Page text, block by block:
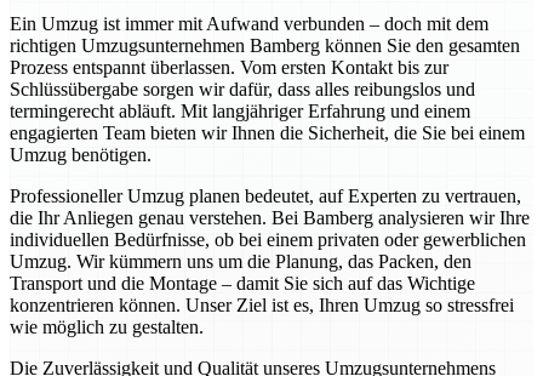
Ein Umzug ist immer mit Aufwand verbunden – doch mit dem
richtigen Umzugsunternehmen Bamberg können Sie den gesamten
Prozess entspannt überlassen. Vom ersten Kontakt bis zur
Schlüssübergabe sorgen wir dafür, dass alles reibungslos und
termingerecht abläuft. Mit langjähriger Erfahrung und einem
engagierten Team bieten wir Ihnen die Sicherheit, die Sie bei einem
Umzug benötigen.
Professioneller Umzug planen bedeutet, auf Experten zu vertrauen,
die Ihr Anliegen genau verstehen. Bei Bamberg analysieren wir Ihre
individuellen Bedürfnisse, ob bei einem privaten oder gewerblichen
Umzug. Wir kümmern uns um die Planung, das Packen, den
Transport und die Montage – damit Sie sich auf das Wichtige
konzentrieren können. Unser Ziel ist es, Ihren Umzug so stressfrei
wie möglich zu gestalten.
Die Zuverlässigkeit und Qualität unseres Umzugsunternehmens